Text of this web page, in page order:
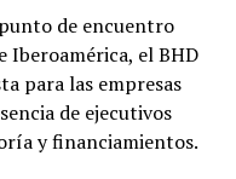
de encuentro
el BHD
para las empresas
de ejecutivos
y financiamientos.